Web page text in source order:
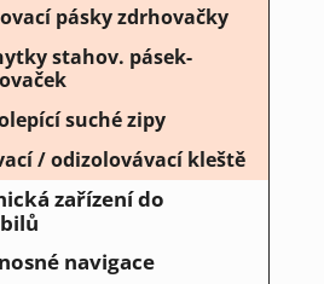
pásky zdrhovačky
stahov. pásek-
suché zipy
/ odizolovávací kleště
zařízení do
navigace